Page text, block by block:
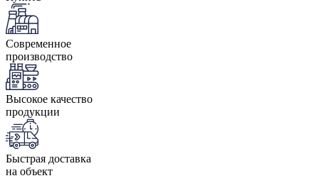
Современное
производство
Высокое качество
продукции
Быстрая доставка
на объект